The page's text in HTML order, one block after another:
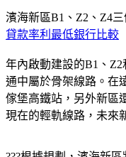
濱海新區B1、Z2、Z4
貸款率利最低銀行比較
年內啟動建設的B1、
通中屬於骨架線路。在
傢堡高鐵站，另外新區
現在的輕軌線路，未來